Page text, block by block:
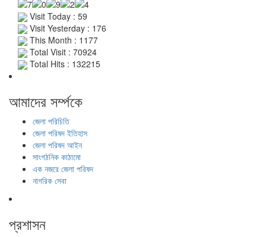
Visit Today : 59
Visit Yesterday : 176
This Month : 1177
Total Visit : 70924
Total Hits : 132215
আমাদের সর্ম্পকে
জেলা পরিচিতি
জেলা পরিষদ ইতিহাস
জেলা পরিষদ আইন
সাংগঠনিক কাঠামো
এক নজরে জেলা পরিষদ
নাগরিক সেবা
প্রশাসন